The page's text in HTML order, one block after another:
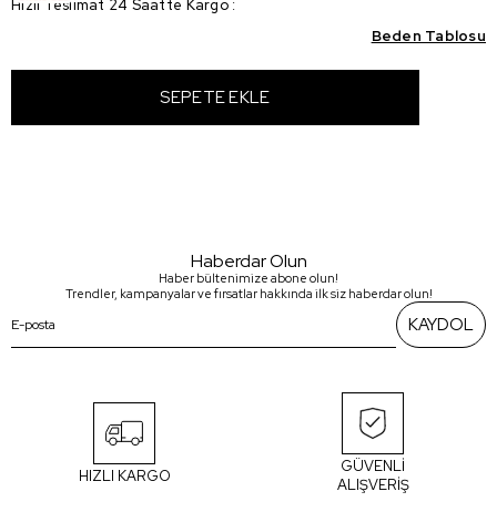
Hızlı Teslimat 24 Saatte Kargo :
Beden Tablosu
Haberdar Olun
Haber bültenimize abone olun!
Trendler, kampanyalar ve fırsatlar hakkında ilk siz haberdar olun!
KAYDOL
HIZLI KARGO
GÜVENLİ
ALIŞVERİŞ